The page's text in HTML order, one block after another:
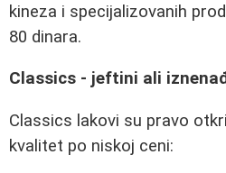
kineza i specijalizovanih
80 dinara.
Classics - jeftini ali
Classics lakovi su pravo
kvalitet po niskoj ceni: